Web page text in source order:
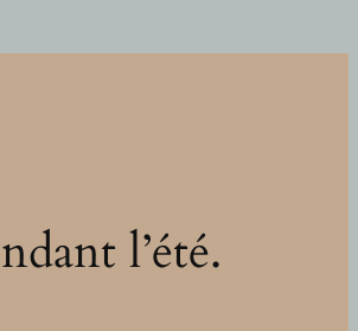
l’été.